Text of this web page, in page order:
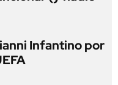
Infantino por